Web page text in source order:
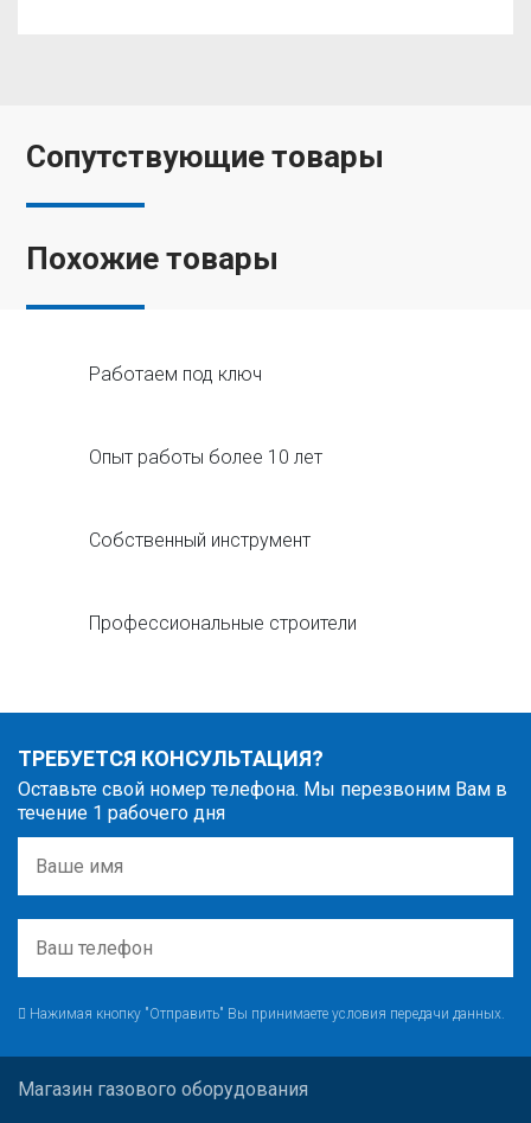
Сопутствующие товары
Похожие товары
Работаем под ключ
Опыт работы более 10 лет
Собственный инструмент
Профессиональные строители
ТРЕБУЕТСЯ КОНСУЛЬТАЦИЯ?
Оставьте свой номер телефона. Мы перезвоним Вам в
течение 1 рабочего дня
Нажимая кнопку "Отправить" Вы принимаете условия передачи данных.
Магазин газового оборудования